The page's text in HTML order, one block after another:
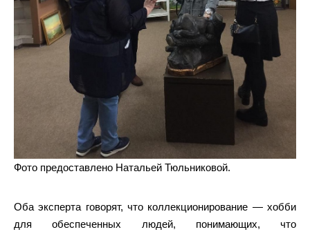
Фото предоставлено Натальей Тюльниковой.
Оба эксперта говорят, что коллекционирование — хобби
для обеспеченных людей, понимающих, что